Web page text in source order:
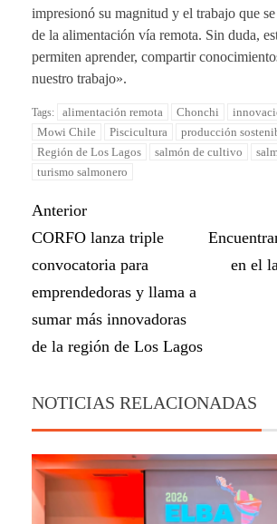
impresionó su magnitud y el trabajo que
de la alimentación vía remota. Sin duda,
permiten aprender, compartir
nuestro trabajo».
Tags: alimentación remota Chonchi
Mowi Chile
Piscicultura
producción
Región de Los Lagos
salmón de cultivo
turismo salmonero
Anterior
CORFO lanza triple
convocatoria para
emprendedoras y llama a
sumar más innovadoras
de la región de Los Lagos
en el
NOTICIAS RELACIONADAS